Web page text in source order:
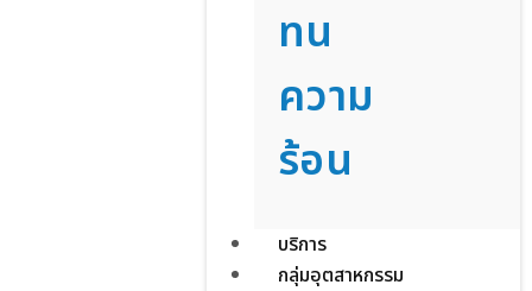
ทน
ความ
ร้อน
บริการ
กลุ่มอุตสาหกรรม